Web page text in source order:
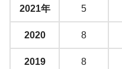
2021年 5
2020 8
2019 8